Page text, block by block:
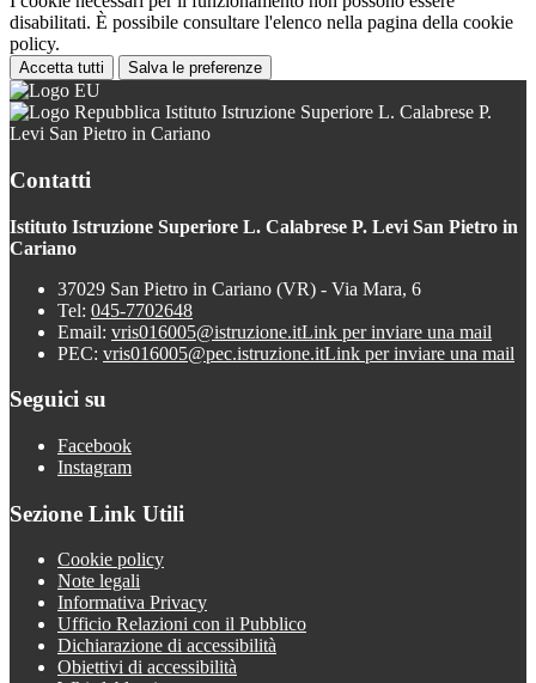
disabilitati. È possibile consultare l'elenco nella pagina della cookie
policy.
Accetta tutti Salva le preferenze
Istituto Istruzione Superiore L. Calabrese P.
Levi San Pietro in Cariano
Contatti
Istituto Istruzione Superiore L. Calabrese P. Levi San Pietro in
Cariano
37029 San Pietro in Cariano (VR) - Via Mara, 6
Tel: 045-7702648
Email: vris016005@istruzione.itLink per inviare una mail
PEC: vris016005@pec.istruzione.itLink per inviare una mail
Seguici su
Facebook
Instagram
Sezione Link Utili
Cookie policy
Note legali
Informativa Privacy
Ufficio Relazioni con il Pubblico
Dichiarazione di accessibilità
Obiettivi di accessibilità